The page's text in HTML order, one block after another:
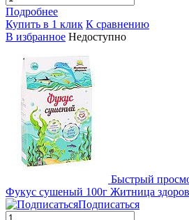
Подробнее
Купить в 1 клик К сравнению
В избранное Недоступно
Быстрый
Фукус сушеный 100г Житница
Подписаться